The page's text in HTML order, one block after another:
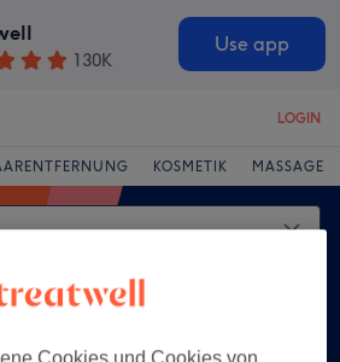
130K
Use app
LOGIN
KOSMETIK MASSAGE
Cookies und Cookies von